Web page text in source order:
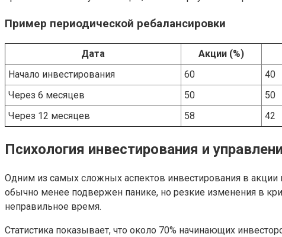
Пример периодической ребалансировки
Дата Акции (%)
Начало инвестирования
60 40
Через 6 месяцев
50 50
Через 12 месяцев
58 42
Психология инвестирования и
Одним из самых сложных аспектов инвестирования в
обычно менее подвержен панике, но резкие изменения в
неправильное время.
Статистика показывает, что около 70% начинающих